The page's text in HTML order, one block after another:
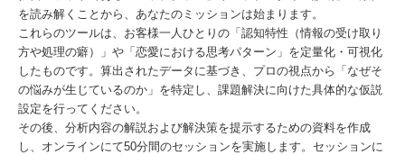
を読み解くことから、あなたのミッションは始まります。
これらのツールは、お客様一人ひとりの「認知特性（情報の受け取り
方や処理の癖）」や「恋愛における思考パターン」を定量化・可視化
したものです。算出されたデータに基づき、プロの視点から「なぜそ
の悩みが生じているのか」を特定し、課題解決に向けた具体的な仮説
設定を行ってください。
その後、分析内容の解説および解決策を提示するための資料を作成
し、オンラインにて50分間のセッションを実施します。セッションに